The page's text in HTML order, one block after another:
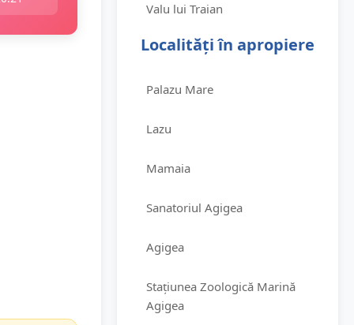
Valu lui Traian
Localități în apropiere
Palazu Mare
Lazu
Mamaia
Sanatoriul Agigea
Agigea
Stațiunea Zoologică Marină
Agigea